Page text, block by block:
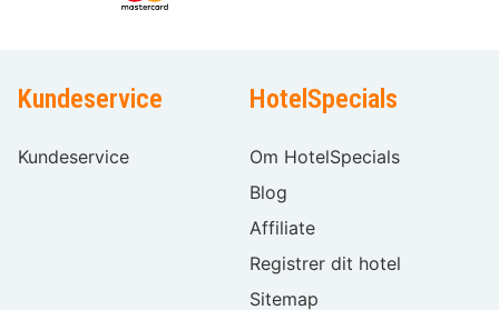
Kundeservice
Kundeservice
HotelSpecials
Om HotelSpecials
Blog
Affiliate
Registrer dit hotel
Sitemap